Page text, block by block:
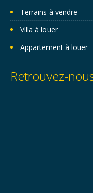
Terrains à vendre
Villa à louer
Appartement à louer
Retrouvez-